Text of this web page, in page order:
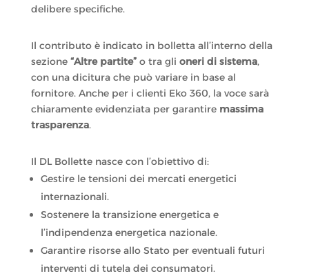
delibere specifiche.
Il contributo è indicato in bolletta all’interno della
sezione “Altre partite”o tra gli oneri di sistema,
con una dicitura che può variare in base al
fornitore. Anche per i clienti Eko 360, la voce sarà
chiaramente evidenziata per garantire massima
trasparenza.
Il DL Bollette nasce con l’obiettivo di:
Gestire le tensioni dei mercati energetici
internazionali.
Sostenere la transizione energetica e
l’indipendenza energetica nazionale.
Garantire risorse allo Stato per eventuali futuri
interventi di tutela dei consumatori.